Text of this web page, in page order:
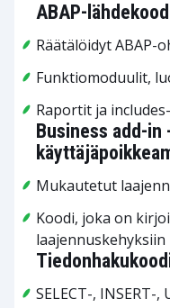
ABAP-
Räätälöidyt ABAP-
Funktiomoduulit,
Raportit ja
Business add-in
Mukautetut
Koodi, joka on
laajennuskehyksiin
SELECT-, INSERT-